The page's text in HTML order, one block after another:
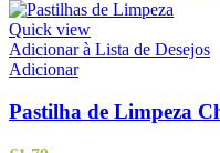
Quick view
Adicionar à Lista de Desejos
Adicionar
Pastilha de Limpeza